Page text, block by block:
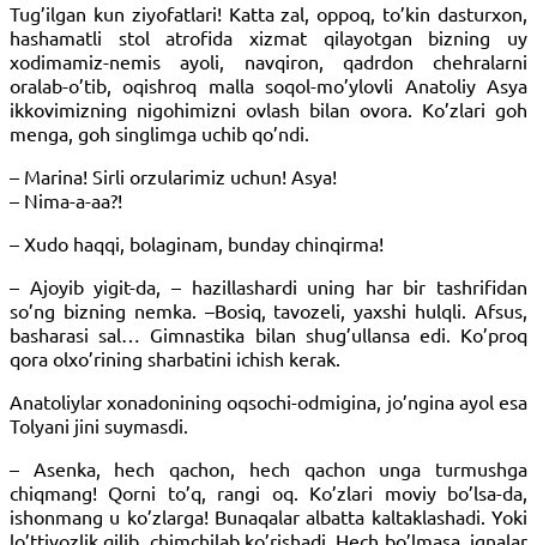
Tug’ilgan kun ziyofatlari! Katta zal, oppoq, to’kin dasturxon,
hashamatli stol atrofida xizmat qilayotgan bizning uy
xodimamiz-nemis ayoli, navqiron, qadrdon chehralarni
oralab-o’tib, oqishroq malla soqol-mo’ylovli Anatoliy Asya
ikkovimizning nigohimizni ovlash bilan ovora. Ko’zlari goh
menga, goh singlimga uchib qo’ndi.
– Marina! Sirli orzularimiz uchun! Asya!
– Nima-a-aa?!
– Xudo haqqi, bolaginam, bunday chinqirma!
– Ajoyib yigit-da, – hazillashardi uning har bir tashrifidan
so’ng bizning nemka. –Bosiq, tavozeli, yaxshi hulqli. Afsus,
basharasi sal… Gimnastika bilan shug’ullansa edi. Ko’proq
qora olxo’rining sharbatini ichish kerak.
Anatoliylar xonadonining oqsochi-odmigina, jo’ngina ayol esa
Tolyani jini suymasdi.
– Asenka, hech qachon, hech qachon unga turmushga
chiqmang! Qorni to’q, rangi oq. Ko’zlari moviy bo’lsa-da,
ishonmang u ko’zlarga! Bunaqalar albatta kaltaklashadi. Yoki